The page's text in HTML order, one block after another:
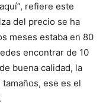
refiere este
del precio se ha
meses estaba en 80
encontrar de 10
buena calidad, la
ese es el